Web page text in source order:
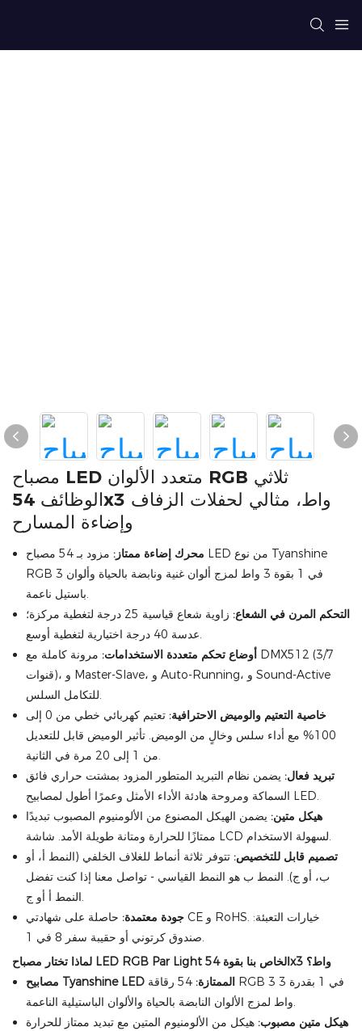
مصباح LED متعدد الألوان RGB ثلاثي
الوظائف 54x3 واط، مثالي لحفلات الزفاف
وإضاءة المسارح
محرك إضاءة ممتاز:
مزود بـ 54 مصباح LED من نوع Tyanshine
RGB 3 في 1 بقوة 3 واط لمزج ألوان غنية ونابضة بالحياة وألوان
باستيل ناعمة.
التحكم المرن في الشعاع:
زاوية شعاع قياسية 25 درجة لتغطية مركزة؛
عدسة 40 درجة اختيارية لتغطية أوسع.
أوضاع تحكم متعددة الاستخدامات: مرونة كاملة مع DMX512 (3/7
قنوات)، و Master-Slave، و Auto-Running، و Sound-Active
للتكامل السلس.
خاصية التعتيم والوميض الاحترافية:
تعتيم كهربائي خطي من 0 إلى
100% مع أداء سلس وخالٍ من الوميض. تأثير الوميض قابل للتعديل
من 1 إلى 20 مرة في الثانية.
تبريد فعال: يضمن نظام التبريد المتطور المزود بمشتت حراري فائق
السماكة ومروحة هادئة الأداء الأمثل وعمرًا أطول لمصابيح LED.
هيكل متين: يضمن الهيكل المصنوع من الألومنيوم المصبوب تبديدًا
ممتازًا للحرارة ومتانة طويلة الأمد. شاشة LCD لسهولة الاستخدام.
تصميم قابل للتخصيص: تتوفر ثلاثة أنماط للغلاف الخلفي (النمط أ، أو
ب، أو ج). النمط ب هو النمط القياسي - تواصل معنا إذا كنت تفضل
النمط أ أو ج.
جودة معتمدة: حاصلة على شهادتي CE و RoHS. خيارات التعبئة:
صندوق كرتوني أو حقيبة سفر 8 في 1.
لماذا تختار مصباح LED RGB Par Light الخاص بنا بقوة 54x3 واط؟
مصابيح Tyanshine LED الممتازة:
54 رقاقة RGB 3 في 1 بقدرة 3
واط لمزج الألوان النابضة بالحياة والألوان الباستيلية الناعمة.
هيكل متين مصبوب: هيكل من الألومنيوم المتين مع تبديد ممتاز للحرارة